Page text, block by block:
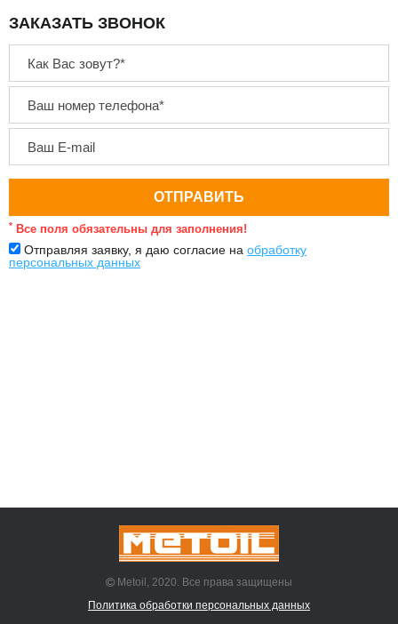
ЗАКАЗАТЬ ЗВОНОК
* Все поля обязательны для заполнения!
Отправляя заявку, я даю согласие на обработку
персональных данных
Metoil, 2020. Все права защищены
Политика обработки персональных данных